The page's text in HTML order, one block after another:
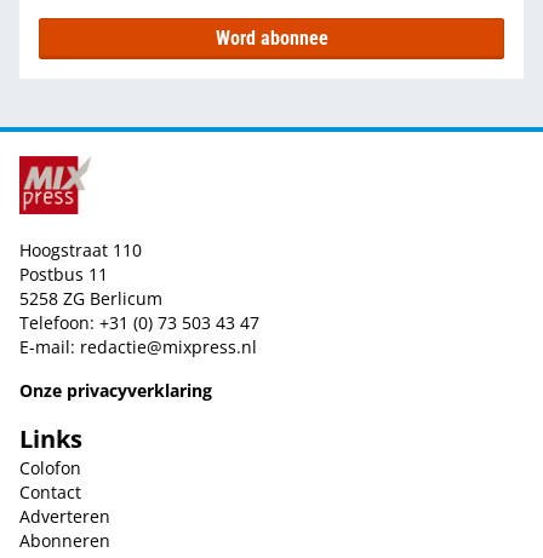
Word abonnee
Hoogstraat 110
Postbus 11
5258 ZG Berlicum
Telefoon: +31 (0) 73 503 43 47
E-mail: redactie@mixpress.nl
Onze privacyverklaring
Links
Colofon
Contact
Adverteren
Abonneren